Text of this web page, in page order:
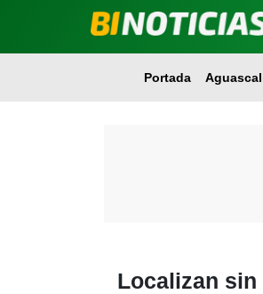
Portada
Localizan sin